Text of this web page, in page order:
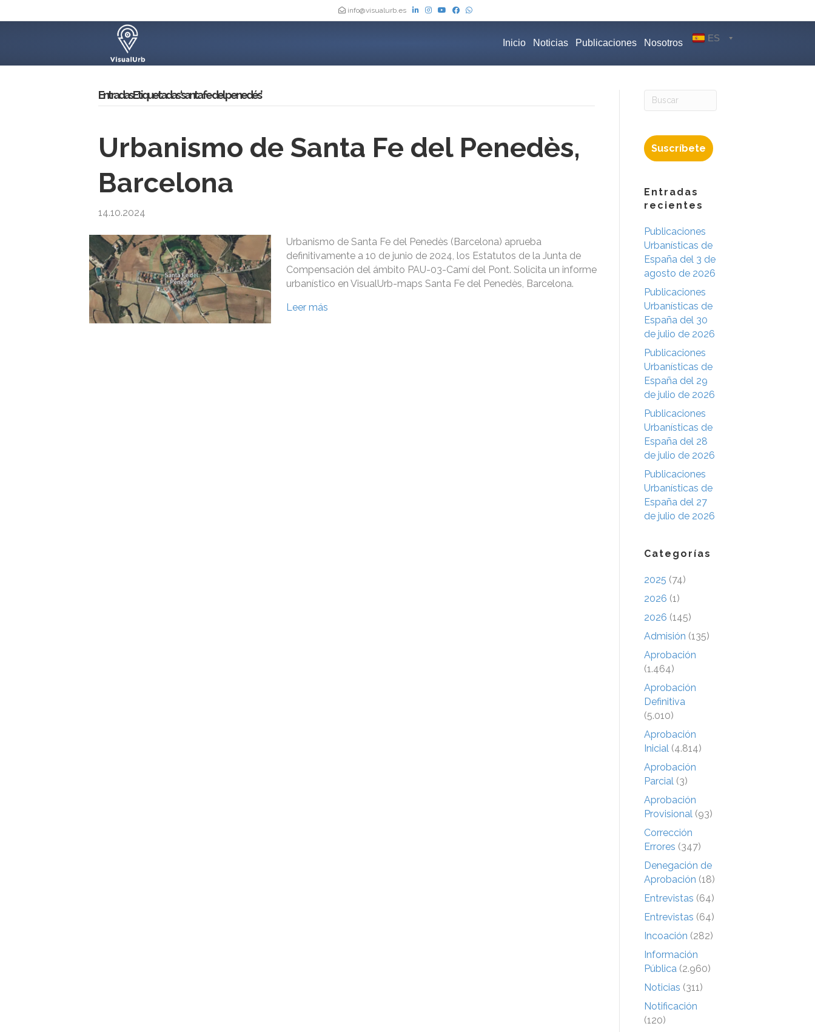
info@visualurb.es
Inicio Noticias Publicaciones Nosotros ES
Entradas Etiquetadas ‘santa fe del penedés’
Urbanismo de Santa Fe del Penedès,
Barcelona
14.10.2024
Urbanismo de Santa Fe del Penedès (Barcelona) aprueba
definitivamente a 10 de junio de 2024, los Estatutos de la Junta de
Compensación del ámbito PAU-03-Camí del Pont. Solicita un informe
urbanístico en VisualUrb-maps Santa Fe del Penedès, Barcelona.
Leer más
Suscríbete
Entradas
recientes
Publicaciones
Urbanísticas de
España del 3 de
agosto de 2026
Publicaciones
Urbanísticas de
España del 30
de julio de 2026
Publicaciones
Urbanísticas de
España del 29
de julio de 2026
Publicaciones
Urbanísticas de
España del 28
de julio de 2026
Publicaciones
Urbanísticas de
España del 27
de julio de 2026
Categorías
2025 (74)
2026 (1)
2026 (145)
Admisión (135)
Aprobación
(1.464)
Aprobación
Definitiva
(5.010)
Aprobación
Inicial (4.814)
Aprobación
Parcial (3)
Aprobación
Provisional (93)
Corrección
Errores (347)
Denegación de
Aprobación (18)
Entrevistas (64)
Entrevistas (64)
Incoación (282)
Información
Pública (2.960)
Noticias (311)
Notificación
(120)